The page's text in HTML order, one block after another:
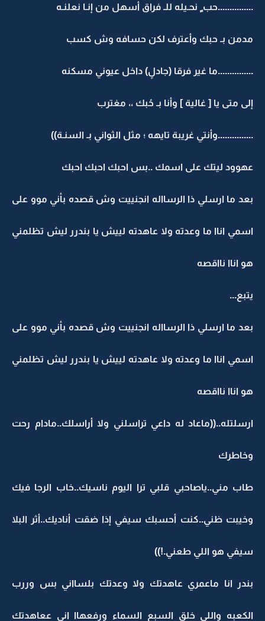
...............حب ٍ نحـيله للـ فراق أسهل من إنـا نعلنـه
مدمن بـ حبك وأعترف لكن حسافه وش كسب
...............ما غير فرقا (جادلٍ) داخل عيوني مسكنه
إلى متى يا [ غالية ] وأنا بـ حُبك ،، مغترب
...............وأنتي غريبة تايهه ؛ مثل الثواني بـ السنـة))
عهوود ليتك على اسمك ..بس احبك احبك احبك
بعد ما ارسلي ذا الرسااله انجنييت وش قصده بأني موو على
اسمي اناا ما وعدته ولا عاهدته لييش يا بندرر ليش تظلمني
هو اناا نااقصه
يتبع...
بعد ما ارسلي ذا الرسااله انجنييت وش قصده بأني موو على
اسمي اناا ما وعدته ولا عاهدته لييش يا بندرر ليش تظلمني
هو اناا نااقصه
ارسلتله..((ماعاد له داعي تراسلني ولا أراسلك..مادام رحت
وخاطرك
طاب مني..ياصاحبي قلبي ترا اليوم ناسيك..خاب الرجا فيك
وخيبت ظني..كنت أحسبك سيفي إذا ضقت أناديك..أثر البلا
سيفي هو اللي طعني.!))
بندر انا ماعمري عاهدتك ولا وعدتك بلسااني بس وررب
الكعبه واللي خلق السبع السماء ورفعهاا اني ععاهدتك